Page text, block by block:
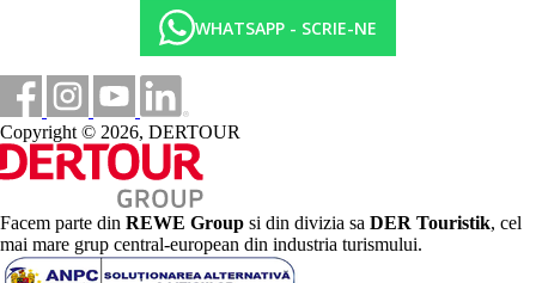
WHATSAPP - SCRIE-NE
Copyright © 2026, DERTOUR
Facem parte din REWE Group si din divizia sa DER Touristik, cel
mai mare grup central-european din industria turismului.